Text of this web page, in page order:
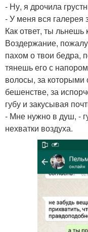
- Ну, я дрочила
- У меня вся галерея
Как ответ, ты
Воздержание,
пахом о твои бедра,
тянешь его с
волосы, за которыми
бешенстве, за
губу и закусывая
- Мне нужно в душ, -
нехватки воздуха.